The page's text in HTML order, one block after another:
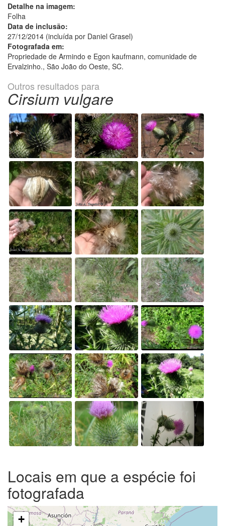
Detalhe na imagem:
Folha
Data de inclusão:
27/12/2014 (incluída por Daniel Grasel)
Fotografada em:
Propriedade de Armindo e Egon kaufmann, comunidade de
Ervalzinho., São João do Oeste, SC.
Outros resultados para
Cirsium vulgare
Locais em que a espécie foi
fotografada
+